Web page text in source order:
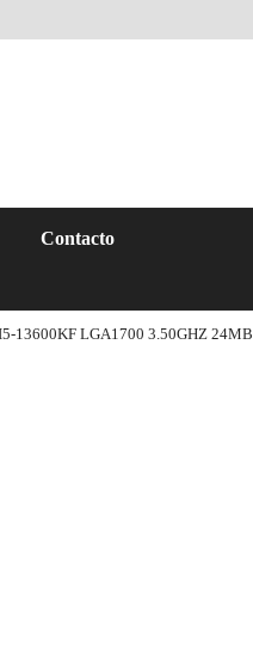
Contacto
13600KF LGA1700 3.50GHZ 24MB